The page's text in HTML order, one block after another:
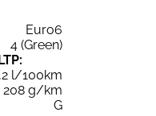
Euro6
4 (Green)
l/100km
208 g/km
G